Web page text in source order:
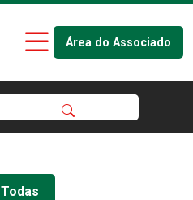
Área do Associado
Todas